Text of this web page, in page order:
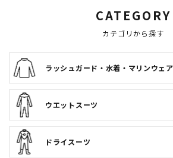
春のダイコンフェア開催！5月10日（日）
2026.04.01
AQROS Member Days -メンバーだけの
より開催！
2026.03.29
GULL「バラクーダ」2026年モデル、販
2026.03.03
CATEGORY
カテゴリから探す
ラッシュガード・水着・マリンウェア
ウエットスーツ
ドライスーツ